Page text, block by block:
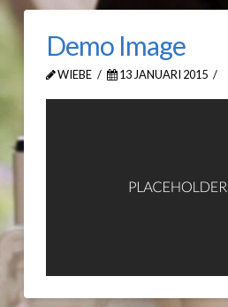
Demo Image
WIEBE 13 JANUARI 2015